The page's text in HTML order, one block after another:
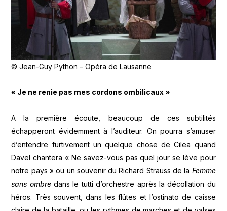
© Jean-Guy Python – Opéra de Lausanne
« Je ne renie pas mes cordons ombilicaux »
A la première écoute, beaucoup de ces subtilités
échapperont évidemment à l’auditeur. On pourra s’amuser
d’entendre furtivement un quelque chose de Cilea quand
Davel chantera « Ne savez-vous pas quel jour se lève pour
notre pays » ou un souvenir du Richard Strauss de la Femme
sans ombredans le tutti d’orchestre après la décollation du
héros. Très souvent, dans les flûtes et l’ostinato de caisse